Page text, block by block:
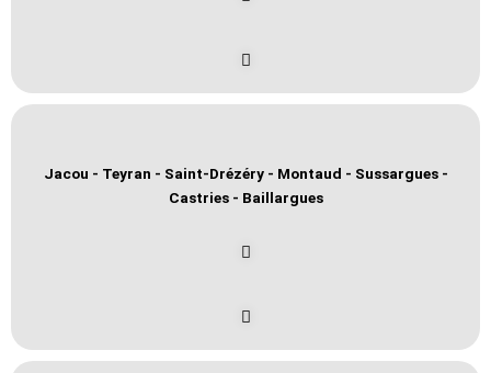
Jacou - Teyran - Saint-Drézéry - Montaud - Sussargues -
Castries - Baillargues